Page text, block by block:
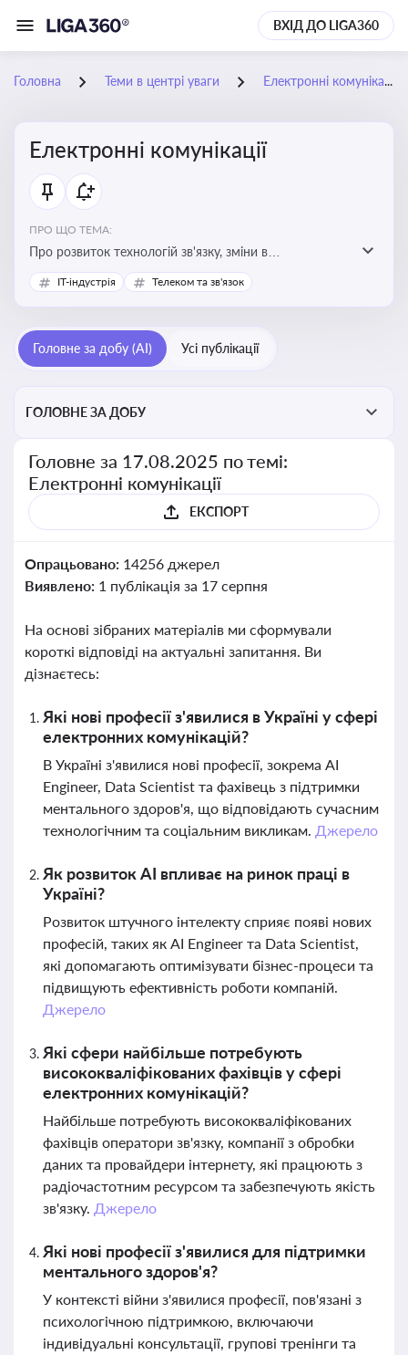
ВХІД ДО LIGA360
Головна Теми в центрі уваги Електронні комунікації
Електронні комунікації
ПРО ЩО ТЕМА:
Про розвиток технологій зв'язку, зміни в
законодавстві, регулювання ринку телекомунікацій,
інновації в сфері мобільних та інтернет-послуг
IT-індустрія Телеком та зв'язок
Головне за добу (AI) Усі публікації
ГОЛОВНЕ ЗА ДОБУ
Головне за 17.08.2025 по темі:
Електронні комунікації
ЕКСПОРТ
Опрацьовано: 14256 джерел
Виявлено: 1 публікація за 17 серпня
На основі зібраних матеріалів ми сформували
короткі відповіді на актуальні запитання. Ви
дізнаєтесь:
Які нові професії з'явилися в Україні у сфері
електронних комунікацій?
В Україні з'явилися нові професії, зокрема AI
Engineer, Data Scientist та фахівець з підтримки
ментального здоров'я, що відповідають сучасним
технологічним та соціальним викликам. Джерело
Як розвиток AI впливає на ринок праці в
Україні?
Розвиток штучного інтелекту сприяє появі нових
професій, таких як AI Engineer та Data Scientist,
які допомагають оптимізувати бізнес-процеси та
підвищують ефективність роботи компаній.
Джерело
Які сфери найбільше потребують
висококваліфікованих фахівців у сфері
електронних комунікацій?
Найбільше потребують висококваліфікованих
фахівців оператори зв'язку, компанії з обробки
даних та провайдери інтернету, які працюють з
радіочастотним ресурсом та забезпечують якість
зв'язку. Джерело
Які нові професії з'явилися для підтримки
ментального здоров'я?
У контексті війни з'явилися професії, пов'язані з
психологічною підтримкою, включаючи
індивідуальні консультації, групові тренінги та